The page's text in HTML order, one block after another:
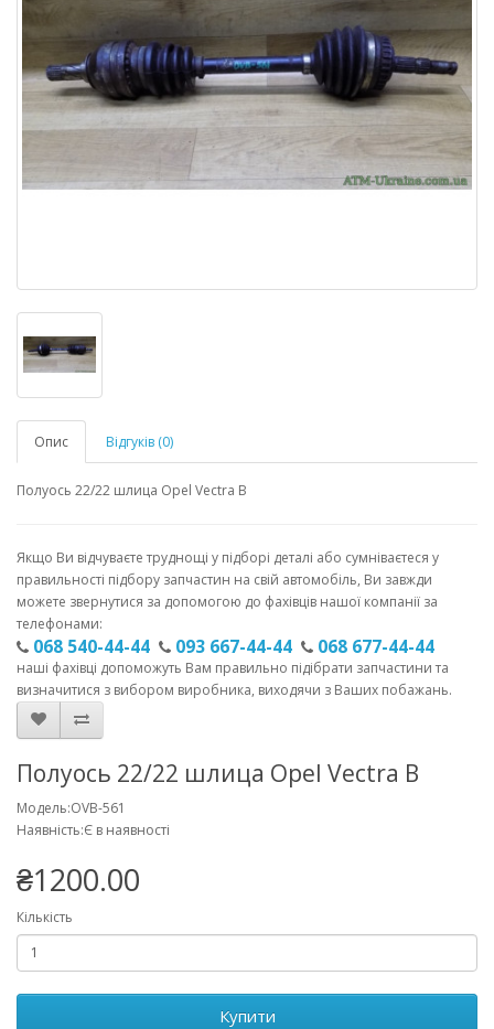
Опис Відгуків (0)
Полуось 22/22 шлица Opel Vectra B
Якщо Ви відчуваєте труднощі у підборі деталі або сумніваєтеся у
правильності підбору запчастин на свій автомобіль, Ви завжди
можете звернутися за допомогою до фахівців нашої компанії за
телефонами:
068 540-44-44 093 667-44-44 068 677-44-44
наші фахівці допоможуть Вам правильно підібрати запчастини та
визначитися з вибором виробника, виходячи з Ваших побажань.
Полуось 22/22 шлица Opel Vectra B
Модель:OVB-561
Наявність:Є в наявності
₴1200.00
Кількість
Купити